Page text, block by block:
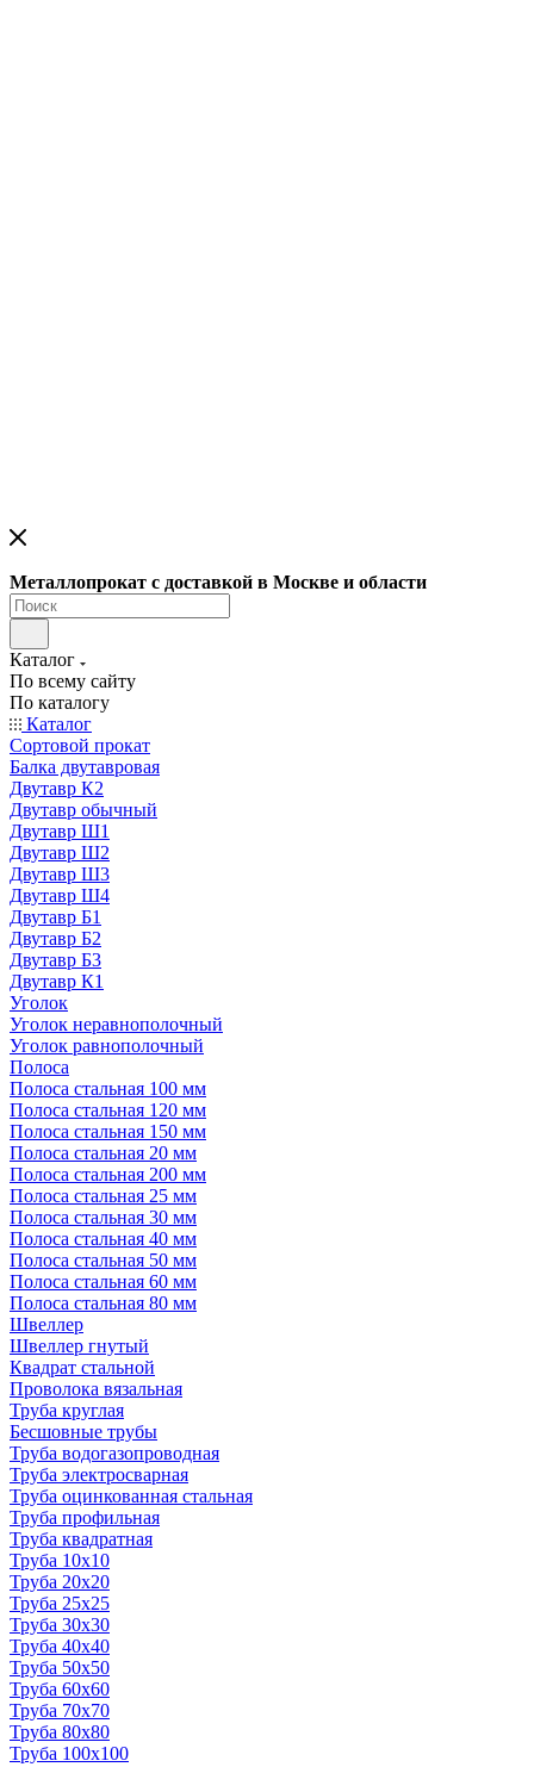
Металлопрокат с доставкой в Москве и области
Каталог
По всему сайту
По каталогу
Каталог
Сортовой прокат
Балка двутавровая
Двутавр К2
Двутавр обычный
Двутавр Ш1
Двутавр Ш2
Двутавр Ш3
Двутавр Ш4
Двутавр Б1
Двутавр Б2
Двутавр Б3
Двутавр К1
Уголок
Уголок неравнополочный
Уголок равнополочный
Полоса
Полоса стальная 100 мм
Полоса стальная 120 мм
Полоса стальная 150 мм
Полоса стальная 20 мм
Полоса стальная 200 мм
Полоса стальная 25 мм
Полоса стальная 30 мм
Полоса стальная 40 мм
Полоса стальная 50 мм
Полоса стальная 60 мм
Полоса стальная 80 мм
Швеллер
Швеллер гнутый
Квадрат стальной
Проволока вязальная
Труба круглая
Бесшовные трубы
Труба водогазопроводная
Труба электросварная
Труба оцинкованная стальная
Труба профильная
Труба квадратная
Труба 10x10
Труба 20x20
Труба 25x25
Труба 30x30
Труба 40x40
Труба 50x50
Труба 60x60
Труба 70x70
Труба 80x80
Труба 100x100